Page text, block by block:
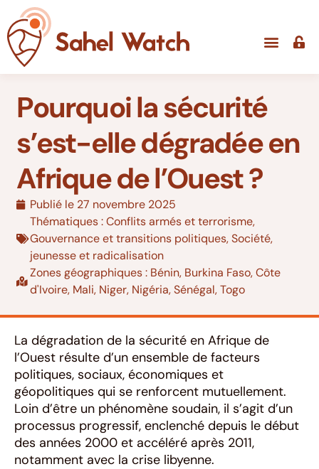
Pourquoi la sécurité
s’est-elle dégradée en
Afrique de l’Ouest ?
Publié le 27 novembre 2025
Thématiques :Conflits armés et terrorisme,
Gouvernance et transitions politiques,Société,
jeunesse et radicalisation
Zones géographiques : Bénin, Burkina Faso,Côte
d'Ivoire, Mali, Niger, Nigéria,Sénégal,Togo
La dégradation de la sécurité en Afrique de
l’Ouest résulte d’un ensemble de facteurs
politiques, sociaux, économiques et
géopolitiques qui se renforcent mutuellement.
Loin d’être un phénomène soudain, il s’agit d’un
processus progressif, enclenché depuis le début
des années 2000 et accéléré après 2011,
notamment avec la crise libyenne.